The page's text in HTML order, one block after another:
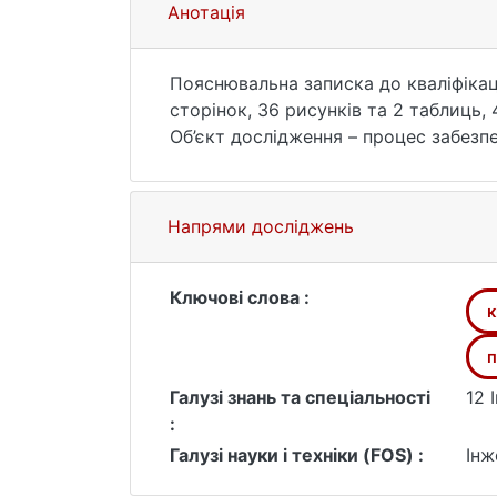
Анотація
Пояснювальна записка до
сторінок, 36 рисунків та 2
Об’єкт дослідження – процес
Java.
Методи дослідження – аналіз HTTP-
CAPTCHA, алгоритми фільтрації
У роботі досліджено сучасні
методів виявлення ботів на основі
інтерфейсом. Запропоновано
ранніх етапах. Наукова новизна:
поведінкові та евристичні
Актуальність теми: Автоматизовані
витоку даних, перевантаження
новими типами загроз.
Напрями досліджень
Ключові слова :
Галузі знань та спеціальності
:
12
Галузі науки і техніки (FOS) :